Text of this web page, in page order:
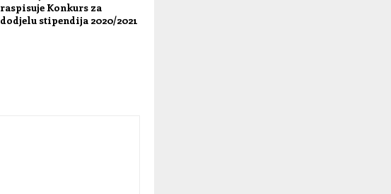
raspisuje Konkurs za
dodjelu stipendija 2020/2021